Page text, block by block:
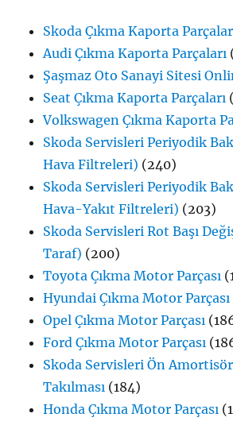
Skoda Çıkma Kaporta
Audi Çıkma Kaporta Parçaları
Şaşmaz Oto Sanayi Sitesi
Seat Çıkma Kaporta Parçaları
Volkswagen Çıkma Kaporta
Skoda Servisleri Periyodik
Hava Filtreleri) (240)
Skoda Servisleri Periyodik
Hava-Yakıt Filtreleri) (203)
Skoda Servisleri Rot Başı
Taraf) (200)
Toyota Çıkma Motor Parçası
Hyundai Çıkma Motor Parçası
Opel Çıkma Motor Parçası
Ford Çıkma Motor Parçası
Skoda Servisleri Ön
Takılması (184)
Honda Çıkma Motor Parçası